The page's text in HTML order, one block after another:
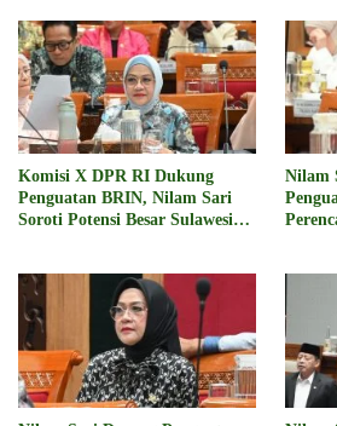
Komisi X DPR RI Dukung
Penguatan BRIN, Nilam Sari
Soroti Potensi Besar Sulawesi
Nilam